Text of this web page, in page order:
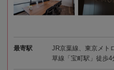
最寄駅
JR京葉線、東京メト
草線「宝町駅」徒歩4